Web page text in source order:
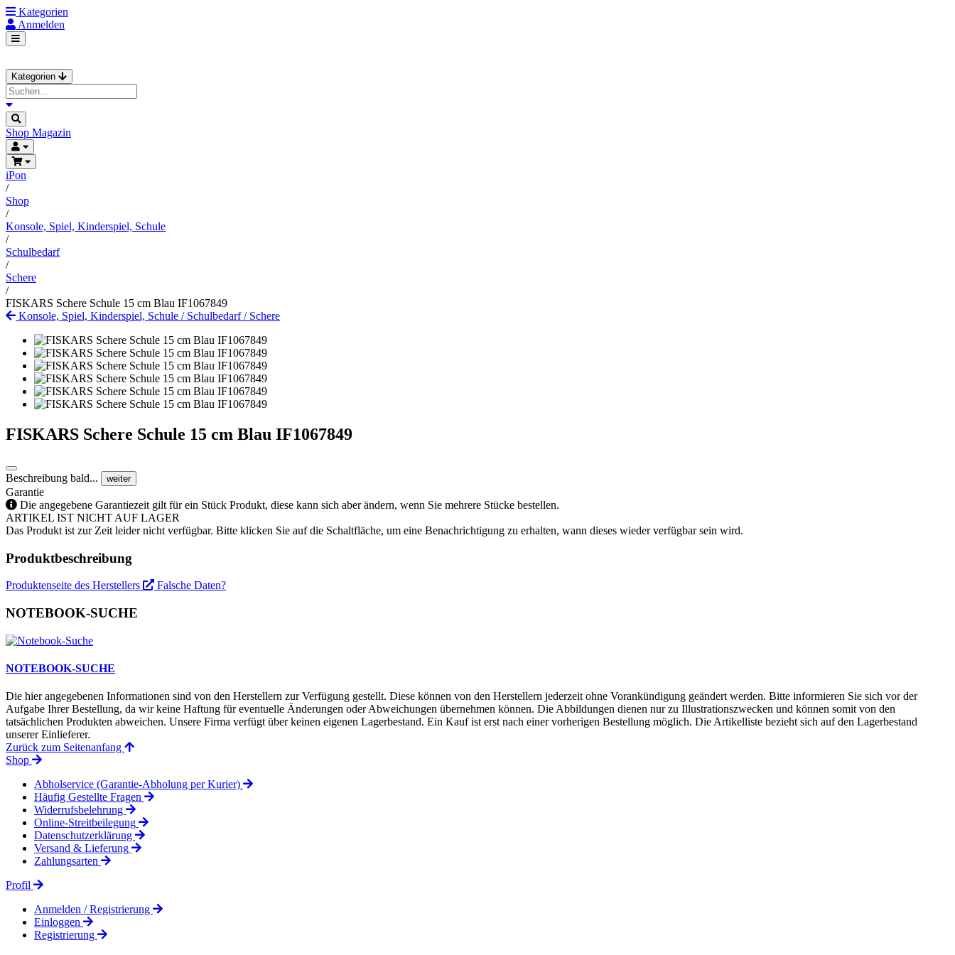
Kategorien
Anmelden
Kategorien
Shop Magazin
iPon
/
Shop
/
Konsole, Spiel, Kinderspiel, Schule
/
Schulbedarf
/
Schere
/
FISKARS Schere Schule 15 cm Blau IF1067849
Konsole, Spiel, Kinderspiel, Schule / Schulbedarf/ Schere
FISKARS Schere Schule 15 cm Blau IF1067849
Beschreibung bald... weiter
Garantie
Die angegebene Garantiezeit gilt für ein Stück Produkt, diese kann sich aber ändern, wenn Sie mehrere Stücke bestellen.
ARTIKEL IST NICHT AUF LAGER
Das Produkt ist zur Zeit leider nicht verfügbar. Bitte klicken Sie auf die Schaltfläche, um eine Benachrichtigung zu erhalten, wann dieses wieder verfügbar sein wird.
Produktbeschreibung
Produktenseite des Herstellers Falsche Daten?
NOTEBOOK-SUCHE
NOTEBOOK-SUCHE
Die hier angegebenen Informationen sind von den Herstellern zur Verfügung gestellt. Diese können von den Herstellern jederzeit ohne Vorankündigung geändert werden. Bitte informieren Sie sich vor der
Aufgabe Ihrer Bestellung, da wir keine Haftung für eventuelle Änderungen oder Abweichungen übernehmen können. Die Abbildungen dienen nur zu Illustrationszwecken und können somit von den
tatsächlichen Produkten abweichen. Unsere Firma verfügt über keinen eigenen Lagerbestand. Ein Kauf ist erst nach einer vorherigen Bestellung möglich. Die Artikelliste bezieht sich auf den Lagerbestand
unserer Einlieferer.
Zurück zum Seitenanfang
Shop
Abholservice (Garantie-Abholung per Kurier)
Häufig Gestellte Fragen
Widerrufsbelehrung
Online-Streitbeilegung
Datenschutzerklärung
Versand & Lieferung
Zahlungsarten
Profil
Anmelden / Registrierung
Einloggen
Registrierung